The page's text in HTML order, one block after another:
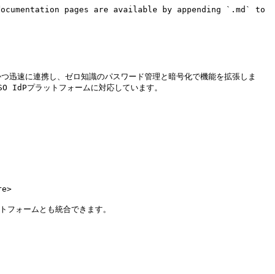
pages are available by appending `.md` to
速に連携し、ゼロ知識のパスワード管理と暗号化で機能を拡張しま
ラットフォームに対応しています。
ォームとも統合できます。